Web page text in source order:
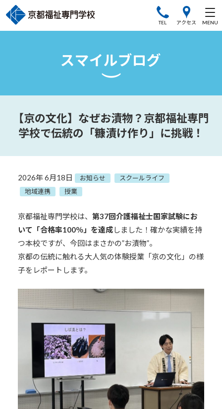
TEL アクセス
【京の文化】なぜお漬物？京都福祉専門
学校で伝統の「糠漬け作り」に挑戦！
2026年 6月18日 お知らせ
スクールライフ
地域連携
授業
京都福祉専門学校は、 第37回介護福祉士国家試験にお
いて「合格率100％」を達成しました！確かな実績を持
つ本校ですが、今回はまさかの”お漬物”。
京都の伝統に触れる大人気の体験授業「京の文化」の様
子をレポートします。